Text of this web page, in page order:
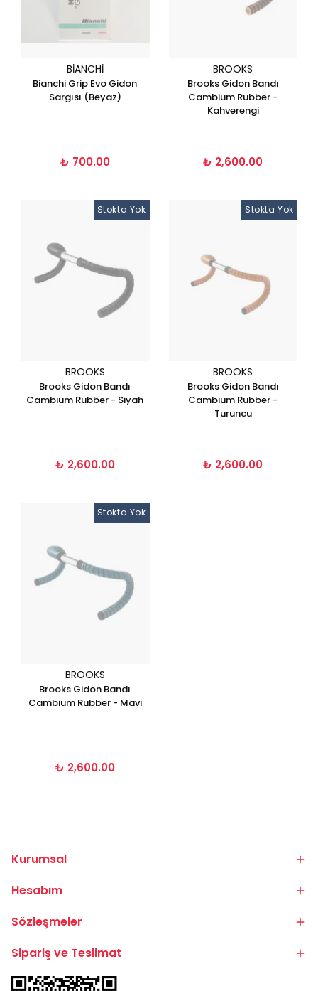
BIANCHI
Bianchi Grip Evo Gidon
Sargısı (Beyaz)
₺ 700.00
BROOKS
Brooks Gidon Bandı
Cambium Rubber -
Kahverengi
₺ 2,600.00
Stokta Yok
BROOKS
Brooks Gidon Bandı
Cambium Rubber - Siyah
₺ 2,600.00
Stokta Yok
BROOKS
Brooks Gidon Bandı
Cambium Rubber -
Turuncu
₺ 2,600.00
Stokta Yok
BROOKS
Brooks Gidon Bandı
Cambium Rubber - Mavi
₺ 2,600.00
Kurumsal
Hesabım
Sözleşmeler
Sipariş ve Teslimat